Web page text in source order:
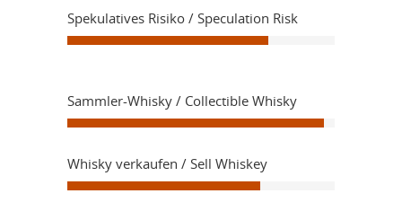
Spekulatives Risiko / Speculation Risk
Sammler-Whisky / Collectible Whisky
Whisky verkaufen / Sell Whiskey